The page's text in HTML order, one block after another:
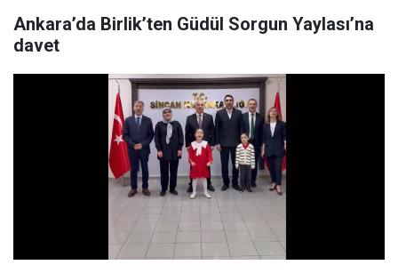
Ankara’da Birlik’ten Güdül Sorgun Yaylası’na
davet